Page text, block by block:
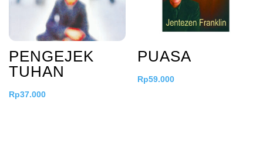
PENGEJEK
TUHAN
Rp37.000
PUASA
Rp59.000